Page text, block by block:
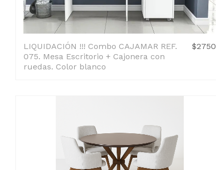
LIQUIDACIÓN !!! Combo CAJAMAR REF.
075. Mesa Escritorio + Cajonera con
ruedas. Color blanco
$2750